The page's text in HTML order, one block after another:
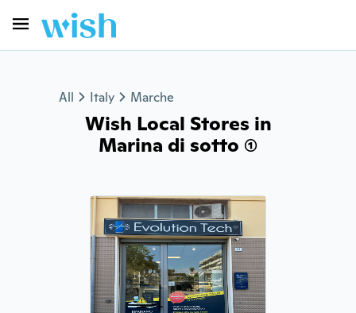
All Italy Marche
Wish Local Stores in
Marina di sotto (1)